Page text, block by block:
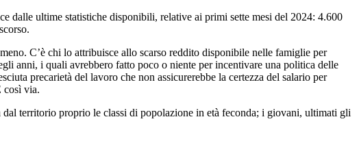
dalle ultime statistiche disponibili, relative ai primi sette mesi del 2024: 4.600
C’è chi lo attribuisce allo scarso reddito disponibile nelle famiglie per
anni, i quali avrebbero fatto poco o niente per incentivare una politica delle
precarietà del lavoro che non assicurerebbe la certezza del salario per
così via.
territorio proprio le classi di popolazione in età feconda; i giovani, ultimati gli